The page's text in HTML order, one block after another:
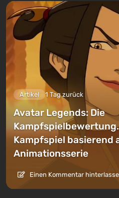
Artikel 1 Tag zurück
Avatar Legends: Die
Kampfspiel basierend
Animationsserie
Einen Kommentar